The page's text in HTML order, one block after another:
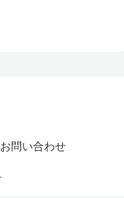
お問い合わせ